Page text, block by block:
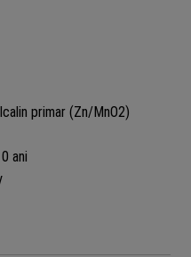
primar (Zn/MnO2)
ani